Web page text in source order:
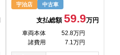
宇治店 中古車
支払総額59.9万円
車両本体
52.8万円
諸費用
7.1万円